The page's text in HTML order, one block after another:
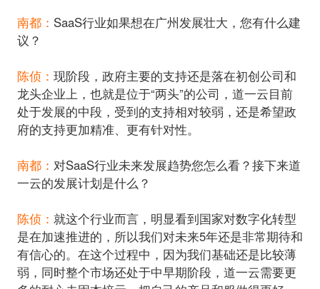
南都： SaaS行业如果想在广州发展壮大，您有什么建
议？
陈侦： 现阶段，政府主要的支持还是落在初创公司和
龙头企业上，也就是位于“两头”的公司，道一云目前
处于发展的中段，受到的支持相对较弱，还是希望政
府的支持更加精准、更有针对性。
南都： 对SaaS行业未来发展趋势您怎么看？接下来道
一云的发展计划是什么？
陈侦： 就这个行业而言，明显看到国家对数字化转型
是在加速推进的，所以我们对未来5年还是非常期待和
有信心的。在这个过程中，因为我们基础还是比较薄
弱，同时整个市场还处于中早期阶段，道一云需要更